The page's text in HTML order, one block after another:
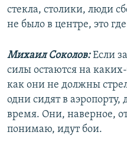
стекла, столики, люди
не было в центре, это
Михаил Соколов:Если
силы остаются на
как они не должны
одни сидят в аэропорту,
время. Они, наверное,
понимаю, идут бои.